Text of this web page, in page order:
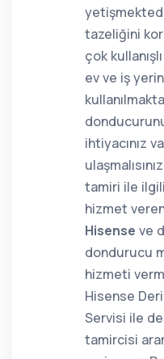
tazeliğini
çok
ev ve iş
ihtiyacınız
tamiri ile ilgili
hizmet
Hisense ve
dondurucu
hizmeti
Hisense
Servisi ile
tamircisi